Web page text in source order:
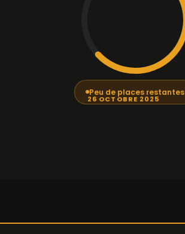
26 OCTOBRE 2025
Peu de places restantes